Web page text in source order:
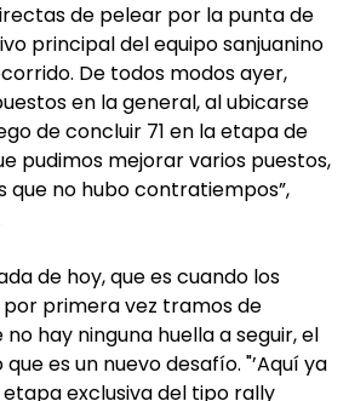
de pelear por la punta de
principal del equipo sanjuanino
De todos modos ayer,
en la general, al ubicarse
de concluir 71 en la etapa de
pudimos mejorar varios puestos,
que no hubo contratiempos”,
de hoy, que es cuando los
primera vez tramos de
hay ninguna huella a seguir, el
es un nuevo desafío. "’Aquí ya
exclusiva del tipo rally